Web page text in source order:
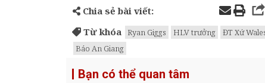
Chia sẻ bài viết:
Từ khóa
Ryan Giggs HLV trưởng ĐT Xứ
Báo An Giang
Bạn có thể quan tâm